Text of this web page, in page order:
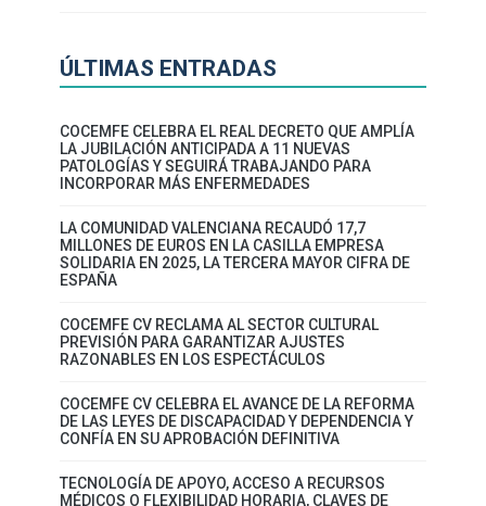
ÚLTIMAS ENTRADAS
COCEMFE CELEBRA EL REAL DECRETO QUE AMPLÍA
LA JUBILACIÓN ANTICIPADA A 11 NUEVAS
PATOLOGÍAS Y SEGUIRÁ TRABAJANDO PARA
INCORPORAR MÁS ENFERMEDADES
LA COMUNIDAD VALENCIANA RECAUDÓ 17,7
MILLONES DE EUROS EN LA CASILLA EMPRESA
SOLIDARIA EN 2025, LA TERCERA MAYOR CIFRA DE
ESPAÑA
COCEMFE CV RECLAMA AL SECTOR CULTURAL
PREVISIÓN PARA GARANTIZAR AJUSTES
RAZONABLES EN LOS ESPECTÁCULOS
COCEMFE CV CELEBRA EL AVANCE DE LA REFORMA
DE LAS LEYES DE DISCAPACIDAD Y DEPENDENCIA Y
CONFÍA EN SU APROBACIÓN DEFINITIVA
TECNOLOGÍA DE APOYO, ACCESO A RECURSOS
MÉDICOS O FLEXIBILIDAD HORARIA, CLAVES DE